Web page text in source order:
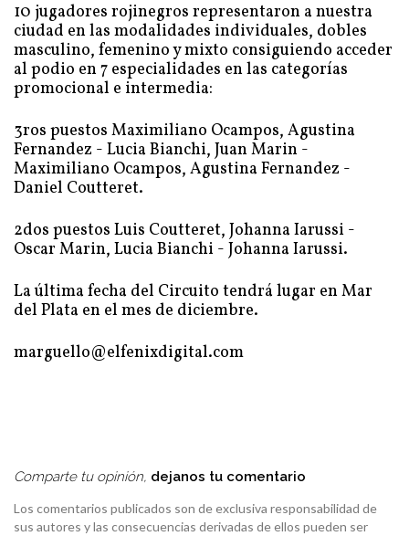
10 jugadores rojinegros representaron a nuestra
ciudad en las modalidades individuales, dobles
masculino, femenino y mixto consiguiendo acceder
al podio en 7 especialidades en las categorías
promocional e intermedia:
3ros puestos Maximiliano Ocampos, Agustina
Fernandez - Lucia Bianchi, Juan Marin -
Maximiliano Ocampos, Agustina Fernandez -
Daniel Coutteret.
2dos puestos Luis Coutteret, Johanna Iarussi -
Oscar Marin, Lucia Bianchi - Johanna Iarussi.
La última fecha del Circuito tendrá lugar en Mar
del Plata en el mes de diciembre.
marguello@elfenixdigital.com
Comparte tu opinión, dejanos tu comentario
Los comentarios publicados son de exclusiva responsabilidad de
sus autores y las consecuencias derivadas de ellos pueden ser